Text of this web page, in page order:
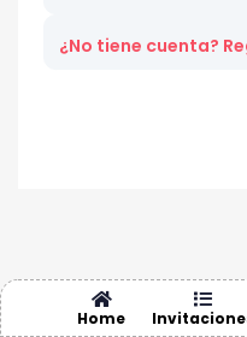
¿No tiene cuenta?
Home